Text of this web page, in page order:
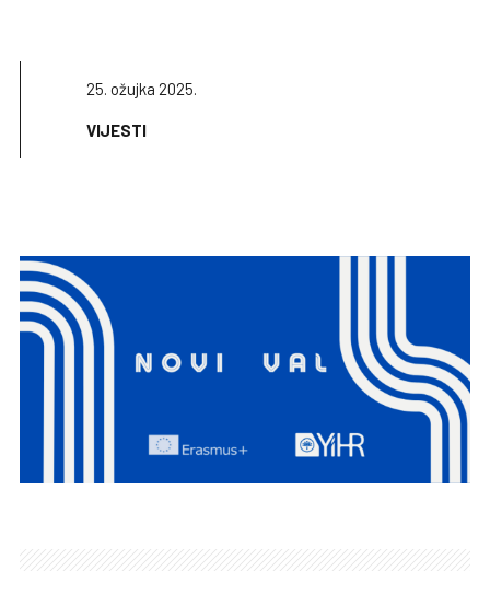
25. ožujka 2025.
VIJESTI